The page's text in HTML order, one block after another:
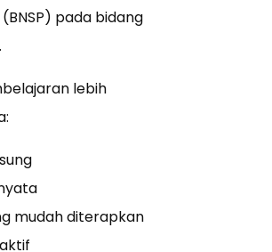
pada bidang
lebih
mudah diterapkan